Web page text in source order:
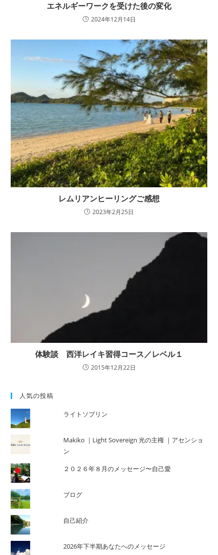
エネルギーワークを受けた後の変化
2024年12月14日
レムリアンヒーリングご感想
2023年2月25日
体験談 西洋レイキ習得コース／レベル１
2015年12月22日
人気の投稿
ライトソブリン
Makiko ｜Light Sovereign 光の主権 ｜アセンショ
ン
２０２６年８月のメッセージ〜自己愛
ブログ
自己紹介
2026年下半期あなたへのメッセージ